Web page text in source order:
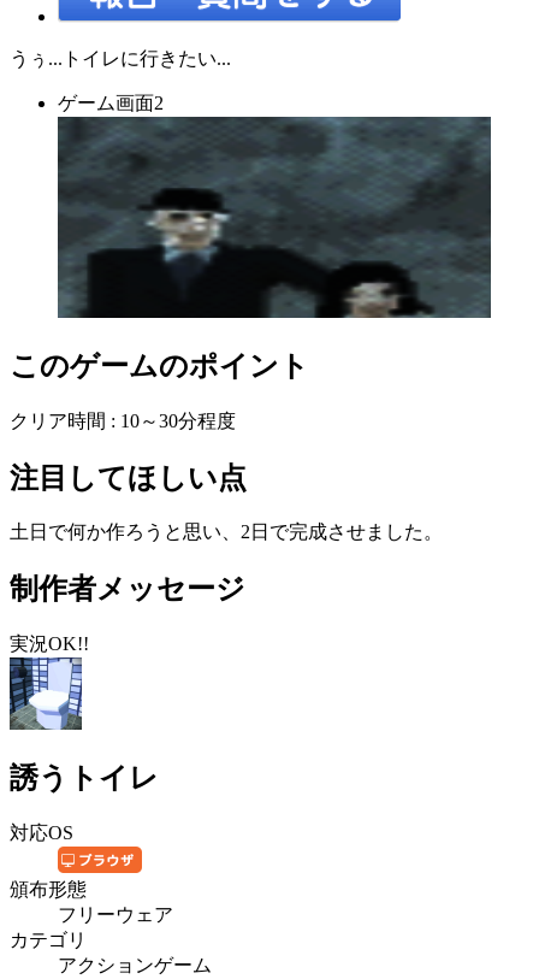
うぅ...トイレに行きたい...
ゲーム画面2
このゲームのポイント
クリア時間 : 10～30分程度
注目してほしい点
土日で何か作ろうと思い、2日で完成させました。
制作者メッセージ
実況OK!!
誘うトイレ
対応OS
頒布形態
フリーウェア
カテゴリ
アクションゲーム